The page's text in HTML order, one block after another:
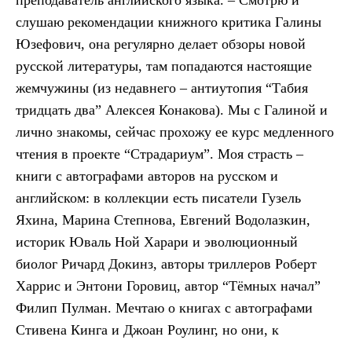
слушаю рекомендации книжного критика Галины
Юзефович, она регулярно делает обзоры новой
русской литературы, там попадаются настоящие
жемчужины (из недавнего – антиутопия “Табия
тридцать два” Алексея Конакова). Мы с Галиной и
лично знакомы, сейчас прохожу ее курс медленного
чтения в проекте “Страдариум”. Моя страсть –
книги с автографами авторов на русском и
английском: в коллекции есть писатели Гузель
Яхина, Марина Степнова, Евгений Водолазкин,
историк Юваль Ной Харари и эволюционный
биолог Ричард Докинз, авторы триллеров Роберт
Харрис и Энтони Горовиц, автор “Тёмных начал”
Филип Пулман. Мечтаю о книгах с автографами
Стивена Кинга и Джоан Роулинг, но они, к